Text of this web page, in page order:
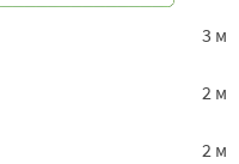
3 м
2 м
2 м